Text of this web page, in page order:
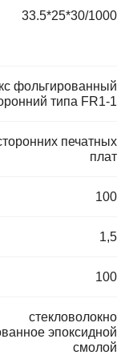
33.5*25*30/1000
фольгированный
типа FR1-1
печатных
плат
100
1,5
100
стекловолокно
эпоксидной
смолой